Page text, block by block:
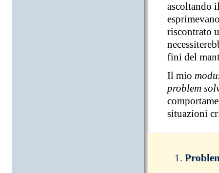
ascoltando
riscontrato
fini del
Il mio
problem
situazioni